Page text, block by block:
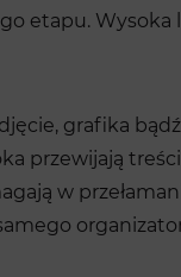
etapu. Wysoka
grafika
przewijają
w